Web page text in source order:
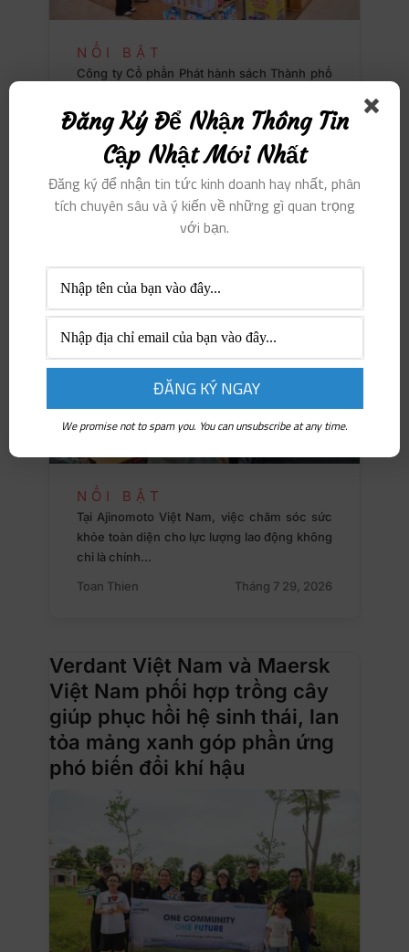
NỔI BẬT
Công ty Cổ phần Phát hành sách Thành phố
thành lập…
Pham Van
Tháng 7 30, 2026
Ajinomoto Việt Nam: Lực lượng
phát triển doanh nghiệp bền
vững
NỔI BẬT
Tại Ajinomoto Việt Nam, việc chăm sóc sức
khỏe toàn diện cho lực lượng lao động không
chỉ là chính…
Toan Thien
Tháng 7 29, 2026
Verdant Việt Nam và Maersk
Việt Nam phối hợp trồng cây
giúp phục hồi hệ sinh thái, lan
tỏa mảng xanh góp phần ứng
phó biến đổi khí hậu
Đăng Ký Để Nhận Thông Tin
Cập Nhật Mới Nhất
Đăng ký để nhận tin tức kinh doanh hay nhất, phân
tích chuyên sâu và ý kiến ​​về những gì quan trọng
với bạn.
We promise not to spam you. You can unsubscribe at any time.